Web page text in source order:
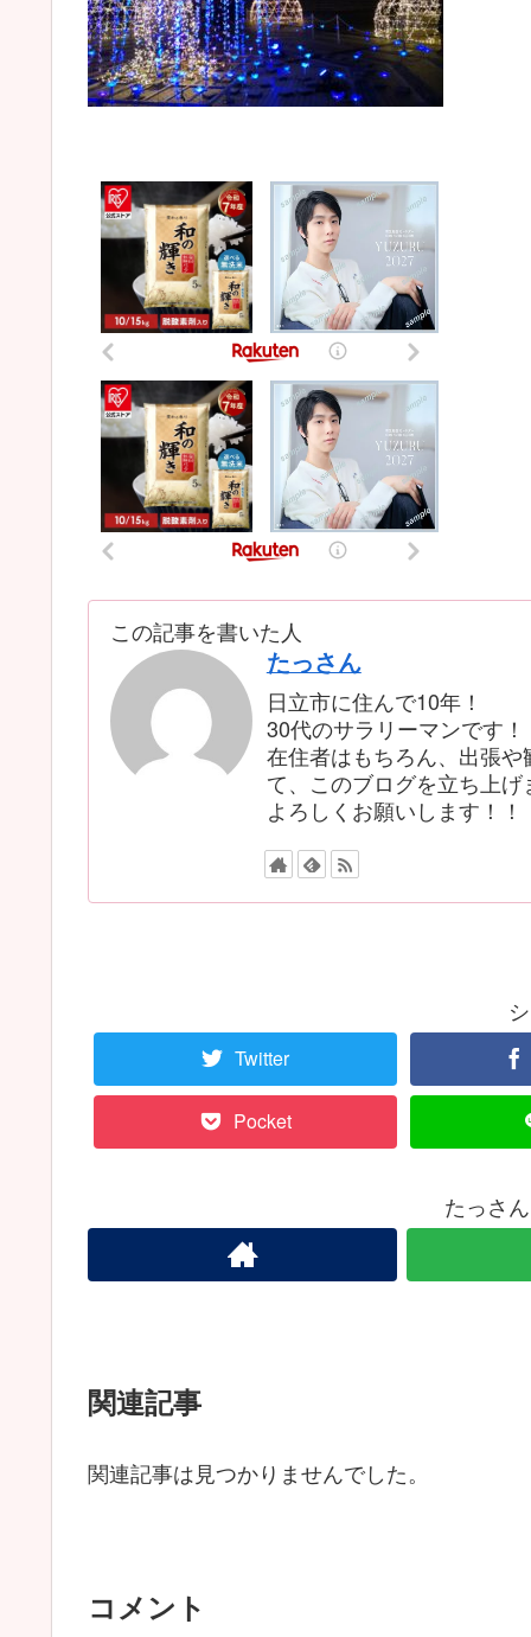
この記事を書いた人
たっさん
日立市に住んで10年！
30代のサラリーマンです！
在住者はもちろん、出張
て、このブログを立ち上げ
よろしくお願いします！！
Twitter
Pocket
たっさ
関連記事
関連記事は見つかりませんでした。
コメント